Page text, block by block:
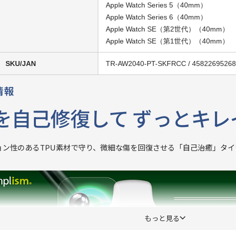
Apple Watch Series 5（40mm）
Apple Watch Series 6（40mm）
Apple Watch SE（第2世代）（40mm）
Apple Watch SE（第1世代）（40mm）
SKU/JAN TR-AW2040-PT-SKFRCC /
報
自己修復して ずっとキレ
ン性のあるTPU素材で守り、微細な傷を回復させる「自己治癒」タイ
もっと見る